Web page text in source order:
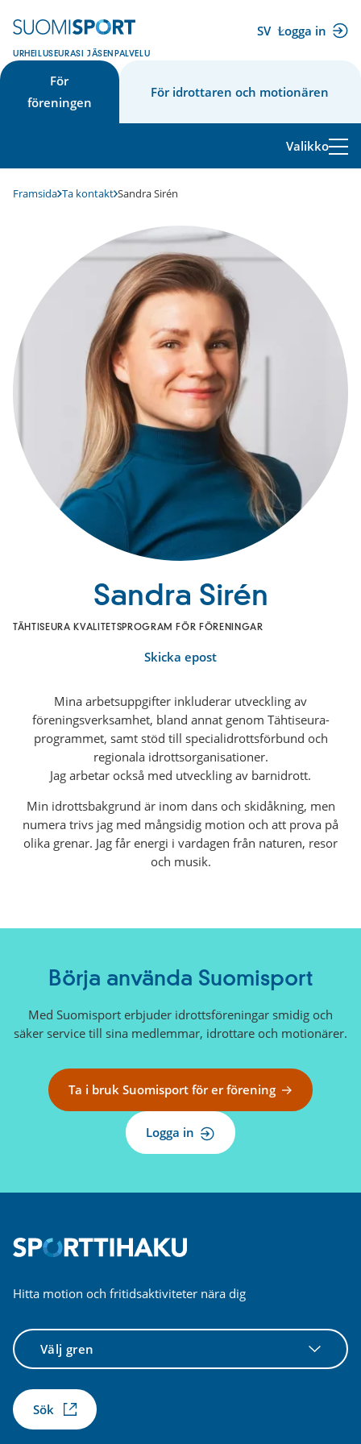
till
URHEILUSEURASI JÄSENPALVELU
SV Logga in
(extern
För
föreningen
För idrottaren och motionären
Valikko
Framsida Ta kontakt Sandra Sirén
Sandra Sirén
TÄHTISEURA KVALITETSPROGRAM FÖR FÖRENINGAR
Skicka epost
Mina arbetsuppgifter inkluderar utveckling av
föreningsverksamhet, bland annat genom Tähtiseura-
programmet, samt stöd till specialidrottsförbund och
regionala idrottsorganisationer.
Jag arbetar också med utveckling av barnidrott.
Min idrottsbakgrund är inom dans och skidåkning, men
numera trivs jag med mångsidig motion och att prova på
olika grenar. Jag får energi i vardagen från naturen, resor
och musik.
Börja använda Suomisport
Med Suomisport erbjuder idrottsföreningar smidig och
säker service till sina medlemmar, idrottare och motionärer.
Ta i bruk Suomisport för er förening
Logga in
Hitta motion och fritidsaktiviteter nära dig
Välj
gren
Sök